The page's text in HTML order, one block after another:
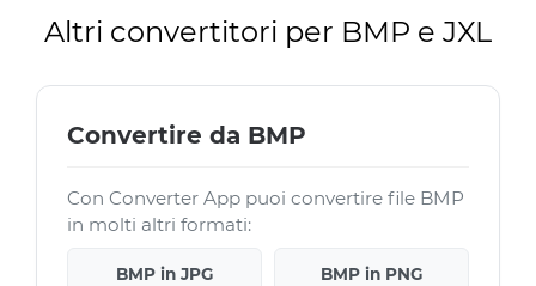
Altri convertitori per BMP e JXL
Convertire da BMP
Con Converter App puoi convertire file BMP
in molti altri formati:
BMP in JPG BMP in PNG